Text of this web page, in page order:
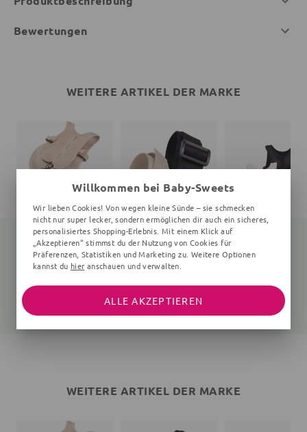
Bewertungen
WEITERE ARTIKEL DER MARKE
Einheitsgröße
169,75 €
100 cm, Einheitsgröße
17,10 € 20,00 €
Einheitsgröße
102,00 €
WEITERE ARTIKEL DER MARKE
Willkommen bei Baby-Sweets
Wir lieben Cookies! Von wegen kleine Sünde – sie schmecken
nicht nur super lecker, sondern ermöglichen dir auch ein sicheres,
personalisiertes Shopping-Erlebnis. Mit einem Klick auf
„Akzeptieren“ stimmst du der Nutzung von Cookies für
Präferenzen, Statistiken und Marketing zu. Weitere Optionen
kannst du hier anschauen und verwalten.
ALLE AKZEPTIEREN